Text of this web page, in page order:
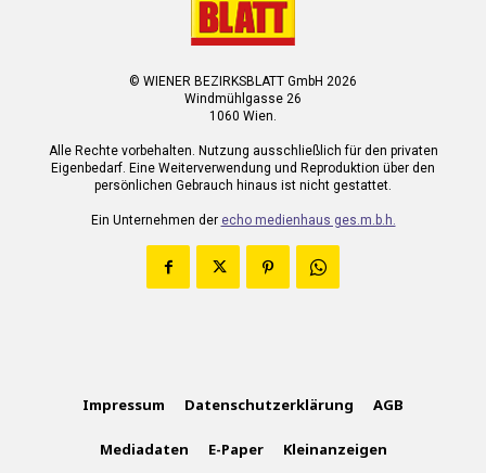
© WIENER BEZIRKSBLATT GmbH 2026
Windmühlgasse 26
1060 Wien.
Alle Rechte vorbehalten. Nutzung ausschließlich für den privaten
Eigenbedarf. Eine Weiterverwendung und Reproduktion über den
persönlichen Gebrauch hinaus ist nicht gestattet.
Ein Unternehmen der echo medienhaus ges.m.b.h.
Impressum Datenschutzerklärung AGB
Mediadaten E-Paper Kleinanzeigen